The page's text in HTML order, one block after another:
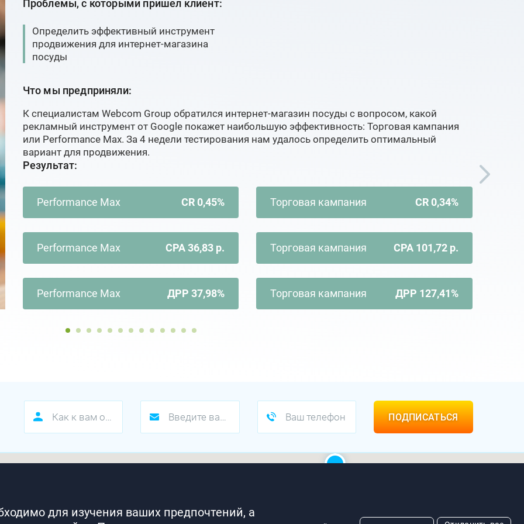
Проблемы, с которыми пришел клиент:
Определить эффективный инструмент
продвижения для интернет-магазина
посуды
Что мы предприняли:
К специалистам Webcom Group обратился интернет-магазин посуды с вопросом, какой
рекламный инструмент от Google покажет наибольшую эффективность: Торговая кампания
или Performance Max. За 4 недели тестирования нам удалось определить оптимальный
вариант для продвижения.
Результат:
Performance Max CR 0,45% Торговая кампания CR 0,34%
Performance Max CPA 36,83 р. Торговая кампания CPA 101,72 р.
Performance Max ДРР 37,98% Торговая кампания ДРР 127,41%
ПОДПИСАТЬСЯ
г. Минск, ул. Свердлова, 11-332
для изучения ваших предпочтений, а